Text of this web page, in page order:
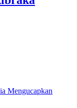
Mengucapkan